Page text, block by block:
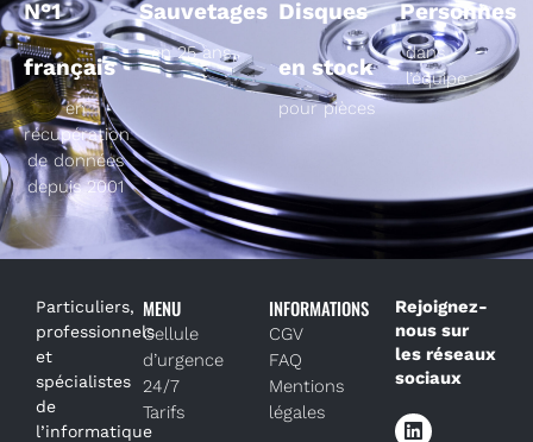
N°1
français
en
récupération
de données
depuis 2001
Sauvetages
en 25 ans
Disques
en stock
pour pièces
Personnes
dans
l’équipe
Particuliers,
professionnels
et
spécialistes
de
l’informatique
MENU
Cellule
d’urgence
24/7
Tarifs
INFORMATIONS
CGV
FAQ
Mentions
légales
Rejoignez-
nous sur
les réseaux
sociaux